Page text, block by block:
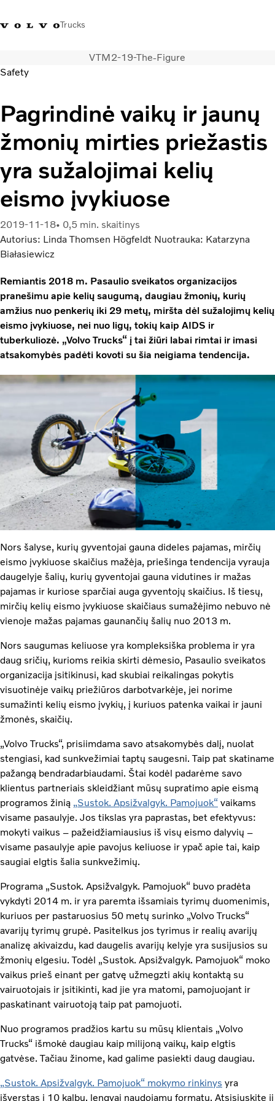
Trucks
Volvo Trucks parduotuvėPrisijungti
Transporto sprendimai
Sunkvežimiai
Paslaugos
Volvo Truck Builder
Kontaktai
Naujienos
Apie mus
VTM2-19-The-Figure
Safety
Pagrindinė vaikų ir jaunų
žmonių mirties priežastis
yra sužalojimai kelių
eismo įvykiuose
2019-11-18
0,5 min. skaitinys
Autorius: Linda Thomsen Högfeldt Nuotrauka: Katarzyna
Białasiewicz
Remiantis 2018 m. Pasaulio sveikatos organizacijos
pranešimu apie kelių saugumą, daugiau žmonių, kurių
amžius nuo penkerių iki 29 metų, miršta dėl sužalojimų kelių
eismo įvykiuose, nei nuo ligų, tokių kaip AIDS ir
tuberkuliozė. „Volvo Trucks“ į tai žiūri labai rimtai ir imasi
atsakomybės padėti kovoti su šia neigiama tendencija.
Nors šalyse, kurių gyventojai gauna dideles pajamas, mirčių
eismo įvykiuose skaičius mažėja, priešinga tendencija vyrauja
daugelyje šalių, kurių gyventojai gauna vidutines ir mažas
pajamas ir kuriose sparčiai auga gyventojų skaičius. Iš tiesų,
mirčių kelių eismo įvykiuose skaičiaus sumažėjimo nebuvo nė
vienoje mažas pajamas gaunančių šalių nuo 2013 m.
Nors saugumas keliuose yra kompleksiška problema ir yra
daug sričių, kurioms reikia skirti dėmesio, Pasaulio sveikatos
organizacija įsitikinusi, kad skubiai reikalingas pokytis
visuotinėje vaikų priežiūros darbotvarkėje, jei norime
sumažinti kelių eismo įvykių, į kuriuos patenka vaikai ir jauni
žmonės, skaičių.
„Volvo Trucks“, prisiimdama savo atsakomybės dalį, nuolat
stengiasi, kad sunkvežimiai taptų saugesni. Taip pat skatiname
pažangą bendradarbiaudami. Štai kodėl padarėme savo
klientus partneriais skleidžiant mūsų supratimo apie eismą
programos žinią „Sustok. Apsižvalgyk. Pamojuok“ vaikams
visame pasaulyje. Jos tikslas yra paprastas, bet efektyvus:
mokyti vaikus – pažeidžiamiausius iš visų eismo dalyvių –
visame pasaulyje apie pavojus keliuose ir ypač apie tai, kaip
saugiai elgtis šalia sunkvežimių.
Programa „Sustok. Apsižvalgyk. Pamojuok“ buvo pradėta
vykdyti 2014 m. ir yra paremta išsamiais tyrimų duomenimis,
kuriuos per pastaruosius 50 metų surinko „Volvo Trucks“
avarijų tyrimų grupė. Pasitelkus jos tyrimus ir realių avarijų
analizę akivaizdu, kad daugelis avarijų kelyje yra susijusios su
žmonių elgesiu. Todėl „Sustok. Apsižvalgyk. Pamojuok“ moko
vaikus prieš einant per gatvę užmegzti akių kontaktą su
vairuotojais ir įsitikinti, kad jie yra matomi, pamojuojant ir
paskatinant vairuotoją taip pat pamojuoti.
Nuo programos pradžios kartu su mūsų klientais „Volvo
Trucks“ išmokė daugiau kaip milijoną vaikų, kaip elgtis
gatvėse. Tačiau žinome, kad galime pasiekti daug daugiau.
„Sustok. Apsižvalgyk. Pamojuok“ mokymo rinkinys yra
išverstas į 10 kalbų, lengvai naudojamu formatu. Atsisiųskite jį